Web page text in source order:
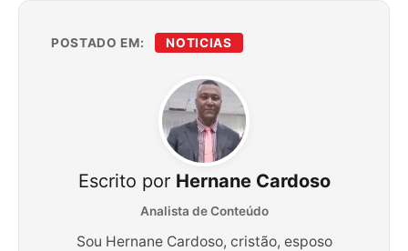
POSTADO EM: NOTICIAS
Escrito por Hernane Cardoso
Analista de Conteúdo
Sou Hernane Cardoso, cristão, esposo